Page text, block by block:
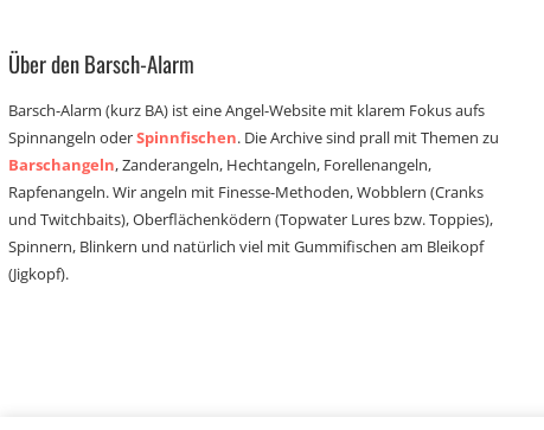
Über den Barsch-Alarm
Barsch-Alarm (kurz BA) ist eine Angel-Website mit klarem Fokus aufs
Spinnangeln oderSpinnfischen. Die Archive sind prall mit Themen zu
Barschangeln, Zanderangeln, Hechtangeln, Forellenangeln,
Rapfenangeln. Wir angeln mit Finesse-Methoden, Wobblern (Cranks
und Twitchbaits), Oberflächenködern (Topwater Lures bzw. Toppies),
Spinnern, Blinkern und natürlich viel mit Gummifischen am Bleikopf
(Jigkopf).